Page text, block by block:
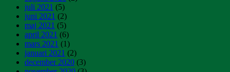
juli 2021 (5)
juni 2021 (2)
maj 2021 (5)
april 2021 (6)
mars 2021 (1)
januari 2021 (2)
december 2020 (3)